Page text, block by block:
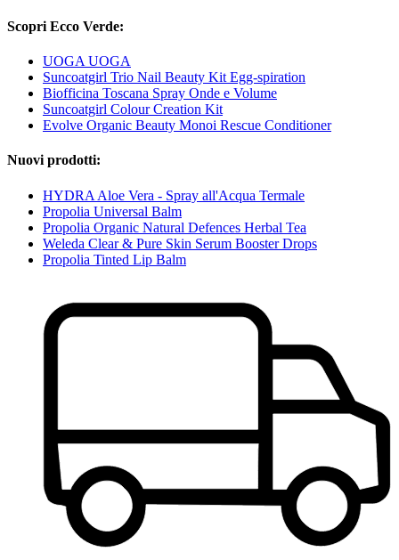
Scopri Ecco Verde:
UOGA UOGA
Suncoatgirl Trio Nail Beauty Kit Egg-spiration
Biofficina Toscana Spray Onde e Volume
Suncoatgirl Colour Creation Kit
Evolve Organic Beauty Monoi Rescue Conditioner
Nuovi prodotti:
HYDRA Aloe Vera - Spray all'Acqua Termale
Propolia Universal Balm
Propolia Organic Natural Defences Herbal Tea
Weleda Clear & Pure Skin Serum Booster Drops
Propolia Tinted Lip Balm